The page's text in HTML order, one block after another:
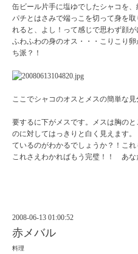
缶ビール片手に塩ゆでしたシャコを
パチとはさみで端っこを切って身を
れると、よし！って感じで思わず顔が
ふわふわの身のオス・・・こりこり
ち派？！
ここでシャコのオスとメスの簡単な見
要するに下がメスです。メスは胸の
のに対してはっきりと白く見えます
ているのがわかるでしょうか？！これ
これさえわかればもう完璧！！ あな
2008-06-13 01:00:52
赤メバル
料理